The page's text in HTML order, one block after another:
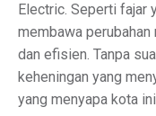
Electric. Seperti fajar
membawa perubahan
dan efisien. Tanpa
keheningan yang
yang menyapa kota